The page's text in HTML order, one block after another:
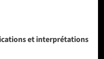
et interprétations